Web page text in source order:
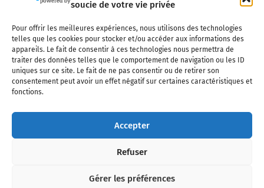
soucie de votre vie privée
Pour offrir les meilleures expériences, nous utilisons des technologies
telles que les cookies pour stocker et/ou accéder aux informations des
appareils. Le fait de consentir à ces technologies nous permettra de
traiter des données telles que le comportement de navigation ou les ID
uniques sur ce site. Le fait de ne pas consentir ou de retirer son
consentement peut avoir un effet négatif sur certaines caractéristiques et
fonctions.
Accepter
Refuser
Gérer les préférences
Qui sommes-nous ? Nous contacter
Partenaires
Mentions légales
CGV Politique de confidentialité Cookies
l'industrie aéronautique, l'aviation commerciale, l'aviation d'affaires, les
services MRO et après-vente, le financement et la location d'aéronefs
civils, l'aéronautique de défense et l'industrie spatiale. Toute reproduction,
interdite sans autorisation écrite spécifique du Journal de l’Aviation.